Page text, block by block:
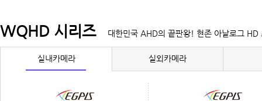
WQHD 시리즈 대한민국 AHD의 끝판왕! 현존 아날로그 HD
실내카메라 실외카메라